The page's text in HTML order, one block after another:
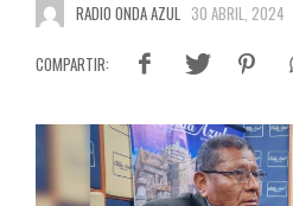
RADIO ONDA AZUL 30 ABRIL, 2024